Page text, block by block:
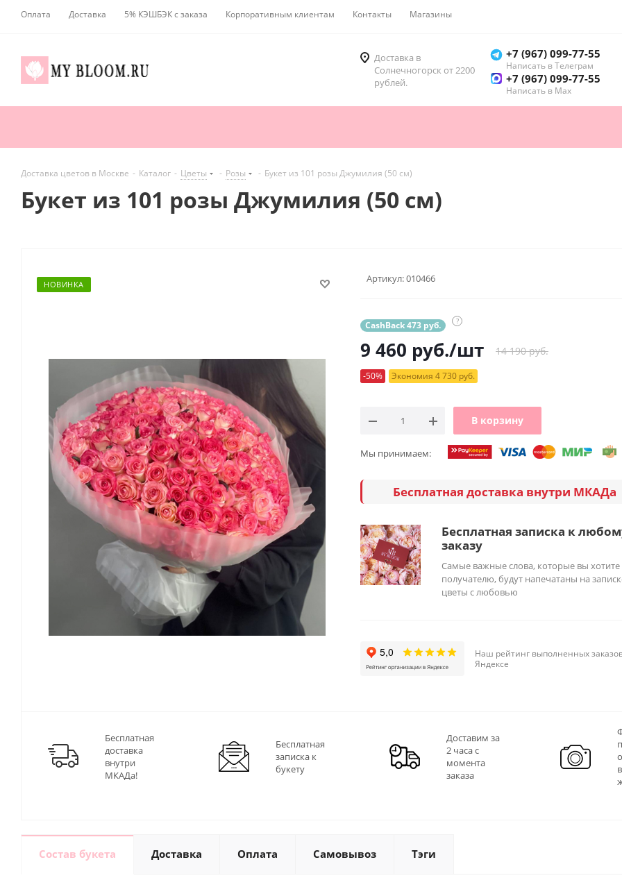
Оплата Доставка 5% КЭШБЭК с заказа Корпоративным клиентам Контакты Магазины
Доставка в
Солнечногорск от 2200
рублей.
+7 (967) 099-77-55
Написать в Телеграм
+7 (967) 099-77-55
Написать в Мах
Доставка цветов в Москве - Каталог - Цветы - Розы - Букет из 101 розы Джумилия (50 см)
Букет из 101 розы Джумилия (50 см)
НОВИНКА Артикул:010466
CashBack 473 руб. ?
9 460 руб./шт 14 190 руб.
-50% Экономия 4 730 руб.
В корзину
Мы принимаем:
Бесплатная доставка внутри МКАДа
Бесплатная записка к
заказу
Самые важные слова, которые вы хотите
получателю, будут напечатаны на
цветы с любовью
Наш рейтинг выполненных
Яндексе
Бесплатная
доставка
внутри
МКАДа!
Бесплатная
записка к
букету
Доставим за
2 часа с
момента
заказа
Состав букета Доставка Оплата Самовывоз Тэги